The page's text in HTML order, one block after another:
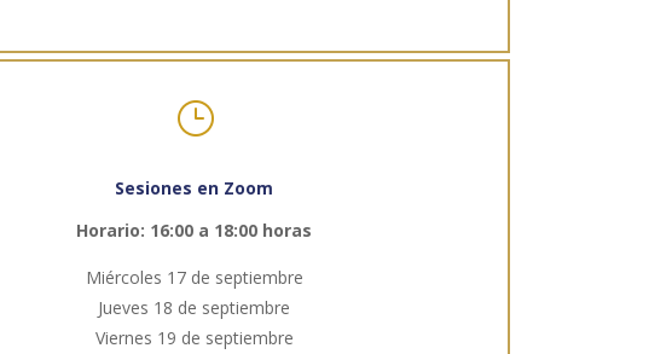
}
Sesiones en Zoom
Horario: 16:00 a 18:00 horas
Miércoles 17 de septiembre
Jueves 18 de septiembre
Viernes 19 de septiembre